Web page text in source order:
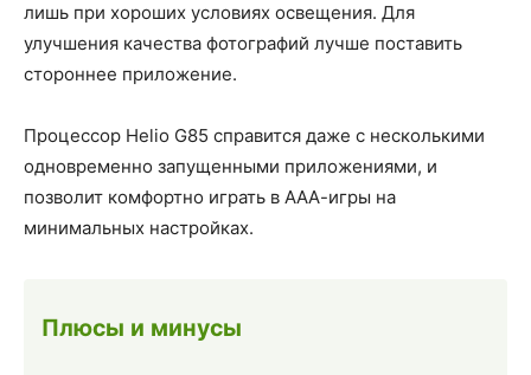
лишь при хороших условиях освещения. Для
улучшения качества фотографий лучше поставить
стороннее приложение.
Процессор Helio G85 справится даже с несколькими
одновременно запущенными приложениями, и
позволит комфортно играть в ААА-игры на
минимальных настройках.
Плюсы и минусы